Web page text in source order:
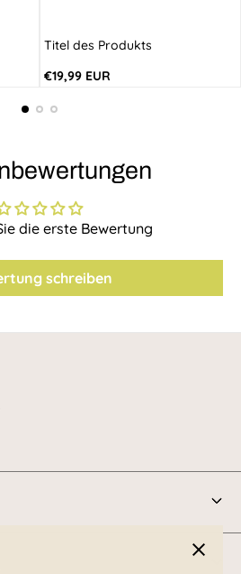
Titel des Produkts
Regulärer
€19,99 EUR
die erste Bewertung
schreiben